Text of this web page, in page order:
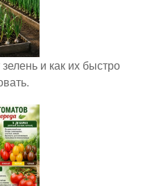
и как их быстро